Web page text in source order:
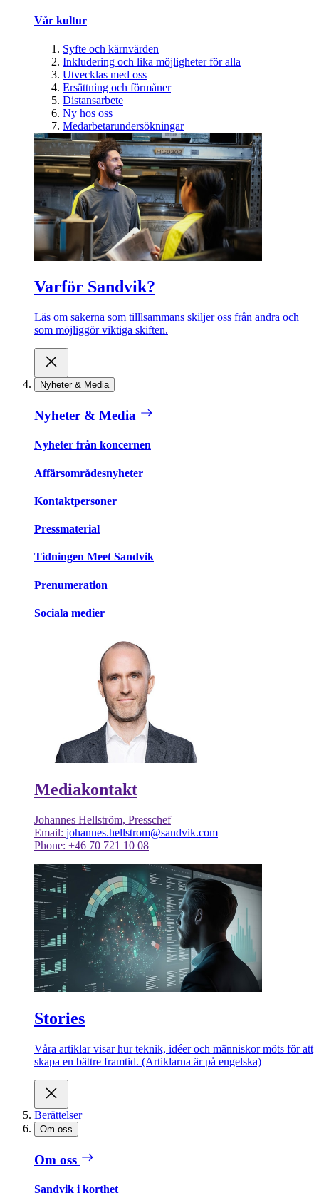
Vår kultur
Syfte och kärnvärden
Inkludering och lika möjligheter för alla
Utvecklas med oss
Ersättning och förmåner
Distansarbete
Ny hos oss
Medarbetarundersökningar
Varför Sandvik?
Läs om sakerna som tilllsammans skiljer oss från andra och
som möjliggör viktiga skiften.
Nyheter & Media
Nyheter & Media
Nyheter från koncernen
Affärsområdesnyheter
Kontaktpersoner
Pressmaterial
Tidningen Meet Sandvik
Prenumeration
Sociala medier
Mediakontakt
Johannes Hellström, Presschef
Email: johannes.hellstrom@sandvik.com
Phone: +46 70 721 10 08
Stories
Våra artiklar visar hur teknik, idéer och människor möts för att
skapa en bättre framtid. (Artiklarna är på engelska)
Berättelser
Om oss
Om oss
Sandvik i korthet